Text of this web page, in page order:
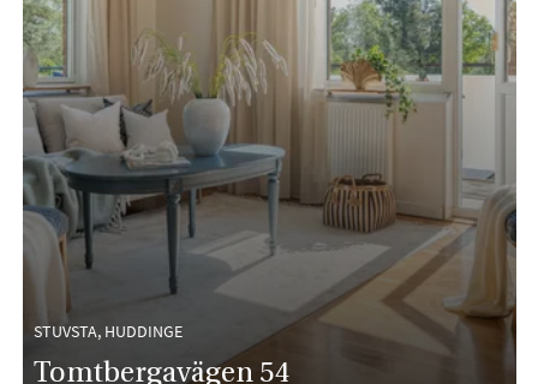
STUVSTA, HUDDINGE
Tomtbergavägen 54